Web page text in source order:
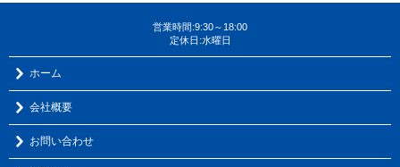
営業時間:9:30～18:00
定休日:水曜日
ホーム
会社概要
お問い合わせ